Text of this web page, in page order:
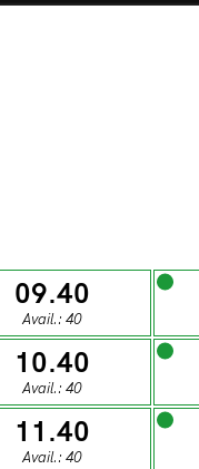
Alberti Temple
visitors
S
09.40
Avail.: 40
10.40
Avail.: 40
11.40
Avail.: 40